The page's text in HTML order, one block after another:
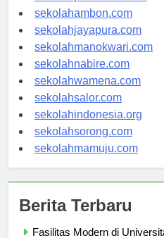
sekolahpontianak.com
sekolahambon.com
sekolahjayapura.com
sekolahmanokwari.com
sekolahnabire.com
sekolahwamena.com
sekolahsalor.com
sekolahindonesia.org
sekolahsorong.com